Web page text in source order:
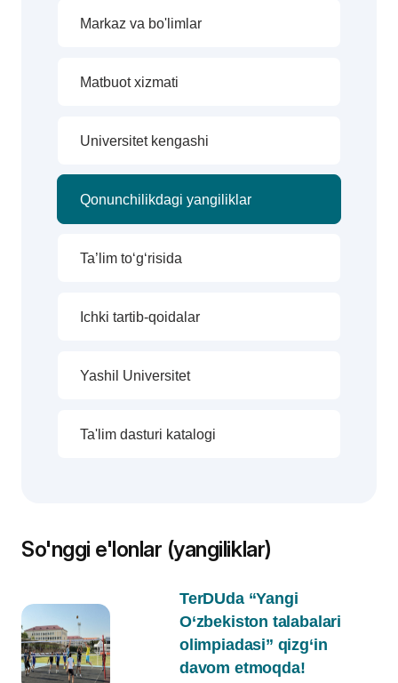
Markaz va bo'limlar
Matbuot xizmati
Universitet kengashi
Qonunchilikdagi yangiliklar
Ta’lim to‘g‘risida
Ichki tartib-qoidalar
Yashil Universitet
Ta'lim dasturi katalogi
So'nggi e'lonlar (yangiliklar)
TerDUda “Yangi
O‘zbekiston talabalari
olimpiadasi” qizg‘in
davom etmoqda!